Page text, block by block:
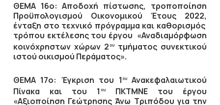
ΘΕΜΑ 16ο: Αποδοχή πίστωσης, τροποποίηση
Προϋπολογισμού Οικονομικού Έτους 2022,
ένταξη στο τεχνικό πρόγραμμα και καθορισμός
τρόπου εκτέλεσης του έργου «Αναδιαμόρφωση
κοινόχρηστων χώρων 2 ουτμήματος συνεκτικού
ιστού οικισμού Περάματος».
ΘΕΜΑ 17ο: Έγκριση του 1 ουΑνακεφαλαιωτικού
Πίνακα και του 1 ουΠΚΤΜΝΕ του έργου
«Αξιοποίηση Γεώτρησης Άνω Τριπόδου για την